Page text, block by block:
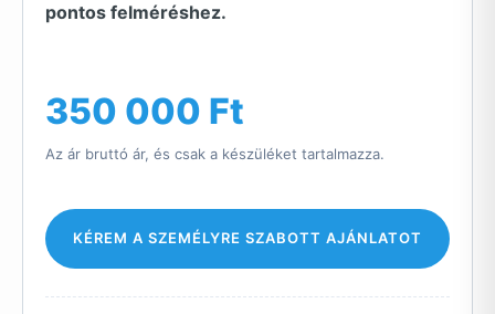
pontos felméréshez.
350 000 Ft
Az ár bruttó ár, és csak a készüléket tartalmazza.
KÉREM A SZEMÉLYRE SZABOTT AJÁNLATOT